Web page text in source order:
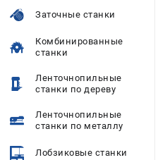
Заточные станки
Комбинированные
станки
Ленточнопильные
станки по дереву
Ленточнопильные
станки по металлу
Лобзиковые станки